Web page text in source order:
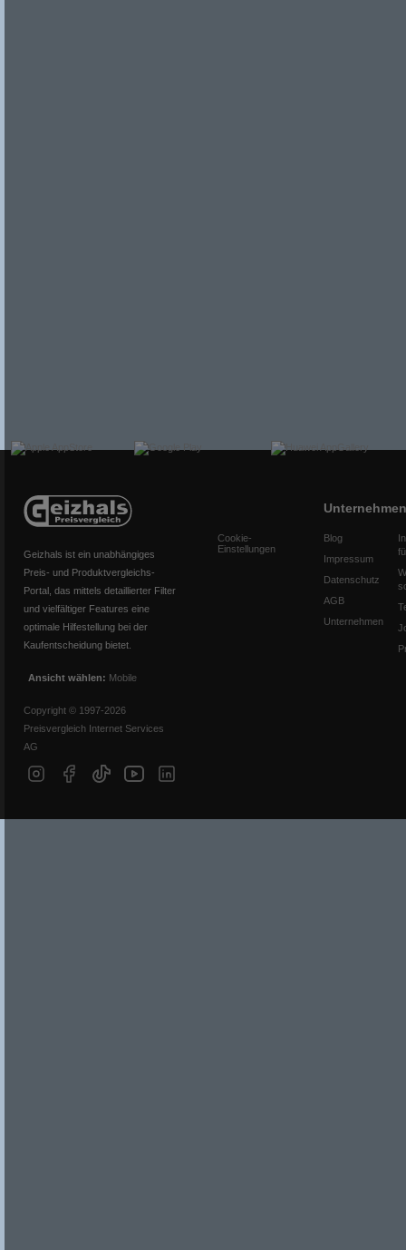
Geizhals ist ein unabhängiges
Preis- und Produktvergleichs-
Portal, das mittels detaillierter Filter
und vielfältiger Features eine
optimale Hilfestellung bei der
Kaufentscheidung bietet.
Ansicht wählen: Mobile
Copyright © 1997-2026
Preisvergleich Internet Services
AG
Cookie-
Einstellungen
Unternehmen
Blog
Impressum
Datenschutz
AGB
Unternehmen